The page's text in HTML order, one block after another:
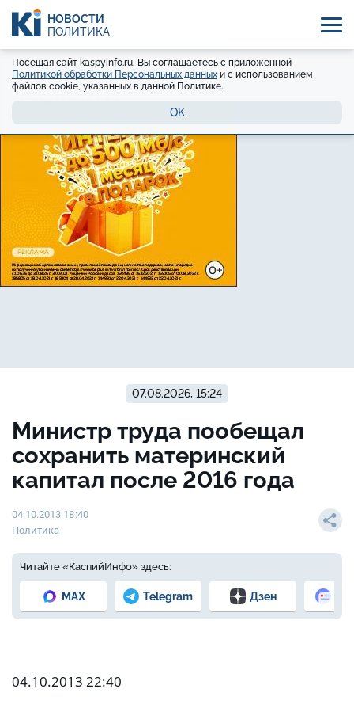
НОВОСТИ
ПОЛИТИКА
Посещая сайт kaspyinfo.ru, Вы соглашаетесь с приложенной
Политикой обработки Персональных данных и с использованием
файлов cookie, указанных в данной Политике.
OK
07.08.2026, 15:24
Министр труда пообещал
сохранить материнский
капитал после 2016 года
04.10.2013 18:40
Политика
Читайте «КаспийИнфо» здесь:
MAX Telegram Дзен
04.10.2013 22:40